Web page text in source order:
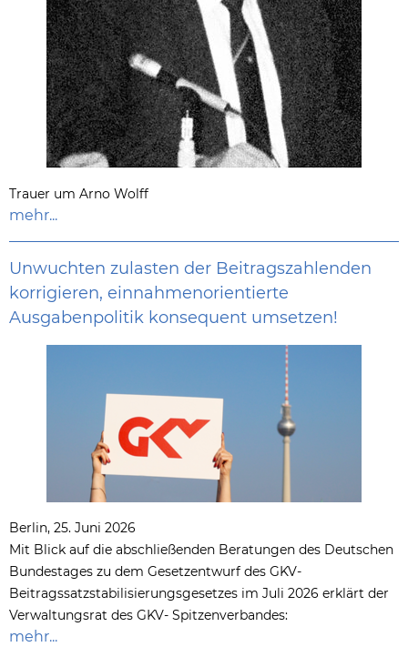
Trauer um Arno Wolff
mehr...
Unwuchten zulasten der Beitragszahlenden
korrigieren, einnahmenorientierte
Ausgabenpolitik konsequent umsetzen!
Berlin, 25. Juni 2026
Mit Blick auf die abschließenden Beratungen des Deutschen
Bundestages zu dem Gesetzentwurf des GKV-
Beitragssatzstabilisierungsgesetzes im Juli 2026 erklärt der
Verwaltungsrat des GKV- Spitzenverbandes:
mehr...